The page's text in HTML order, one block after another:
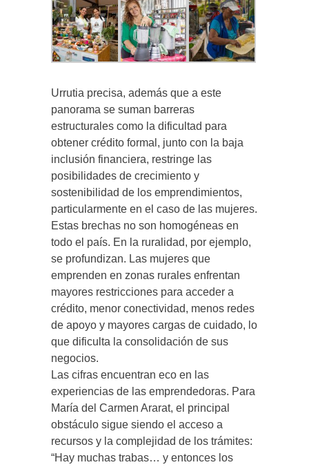
Urrutia precisa, además que a este
panorama se suman barreras
estructurales como la dificultad para
obtener crédito formal, junto con la baja
inclusión financiera, restringe las
posibilidades de crecimiento y
sostenibilidad de los emprendimientos,
particularmente en el caso de las mujeres.
Estas brechas no son homogéneas en
todo el país. En la ruralidad, por ejemplo,
se profundizan. Las mujeres que
emprenden en zonas rurales enfrentan
mayores restricciones para acceder a
crédito, menor conectividad, menos redes
de apoyo y mayores cargas de cuidado, lo
que dificulta la consolidación de sus
negocios.
Las cifras encuentran eco en las
experiencias de las emprendedoras. Para
María del Carmen Ararat, el principal
obstáculo sigue siendo el acceso a
recursos y la complejidad de los trámites:
“Hay muchas trabas… y entonces los